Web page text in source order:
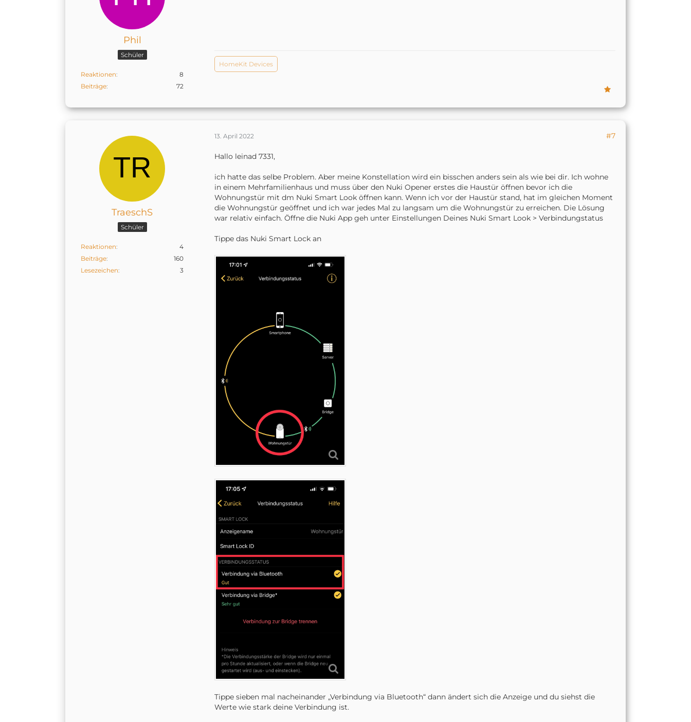
Phil
Schüler
Reaktionen
8
Beiträge
72
HomeKit Devices
TraeschS
Schüler
Reaktionen
4
Beiträge
160
Lesezeichen
3
13. April 2022 #7
Hallo leinad 7331,
ich hatte das selbe Problem. Aber meine Konstellation wird ein bisschen anders sein als wie bei dir. Ich wohne
in einem Mehrfamilienhaus und muss über den Nuki Opener erstes die Haustür öffnen bevor ich die
Wohnungstür mit dm Nuki Smart Look öffnen kann. Wenn ich vor der Haustür stand, hat im gleichen Moment
die Wohnungstür geöffnet und ich war jedes Mal zu langsam um die Wohnungstür zu erreichen. Die Lösung
war relativ einfach. Öffne die Nuki App geh unter Einstellungen Deines Nuki Smart Look > Verbindungstatus
Tippe das Nuki Smart Lock an
Tippe sieben mal nacheinander „Verbindung via Bluetooth“ dann ändert sich die Anzeige und du siehst die
Werte wie stark deine Verbindung ist.